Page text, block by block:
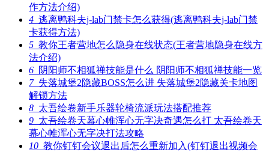
作方法介绍)
4 逃离鸭科夫j-lab门禁卡怎么获得(逃离鸭科夫j-lab门禁
卡获得方法)
5 教你王者营地怎么隐身在线状态(王者营地隐身在线方
法介绍)
6 阴阳师不相狐禅技能是什么 阴阳师不相狐禅技能一览
7失落城堡2隐藏BOSS怎么进 失落城堡2隐藏关卡地图
解锁方法
8 太吾绘卷新手乐器轮椅流派玩法搭配推荐
9 太吾绘卷天幕心帷浑心无字决奇遇怎么打 太吾绘卷天
幕心帷浑心无字决打法攻略
10 教你钉钉会议退出后怎么重新加入(钉钉退出视频会